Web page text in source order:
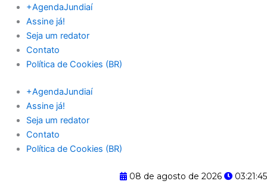
para
conteúdo
+AgendaJundiaí
Assine já!
Seja um redator
Contato
Política de Cookies (BR)
+AgendaJundiaí
Assine já!
Seja um redator
Contato
Política de Cookies (BR)
08 de agosto de 2026
03:21:45